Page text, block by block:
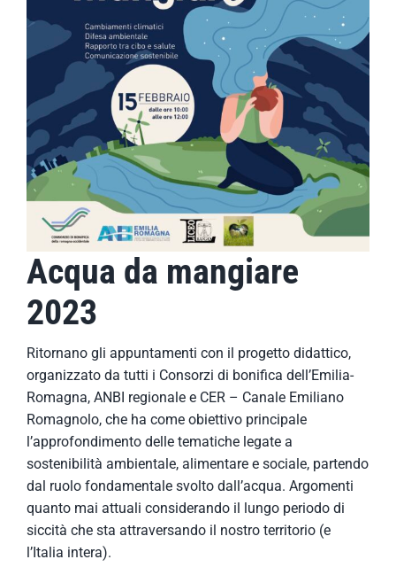
Acqua da mangiare
2023
Ritornano gli appuntamenti con il progetto didattico,
organizzato da tutti i Consorzi di bonifica dell’Emilia-
Romagna, ANBI regionale e CER – Canale Emiliano
Romagnolo, che ha come obiettivo principale
l’approfondimento delle tematiche legate a
sostenibilità ambientale, alimentare e sociale, partendo
dal ruolo fondamentale svolto dall’acqua. Argomenti
quanto mai attuali considerando il lungo periodo di
siccità che sta attraversando il nostro territorio (e
l’Italia intera).